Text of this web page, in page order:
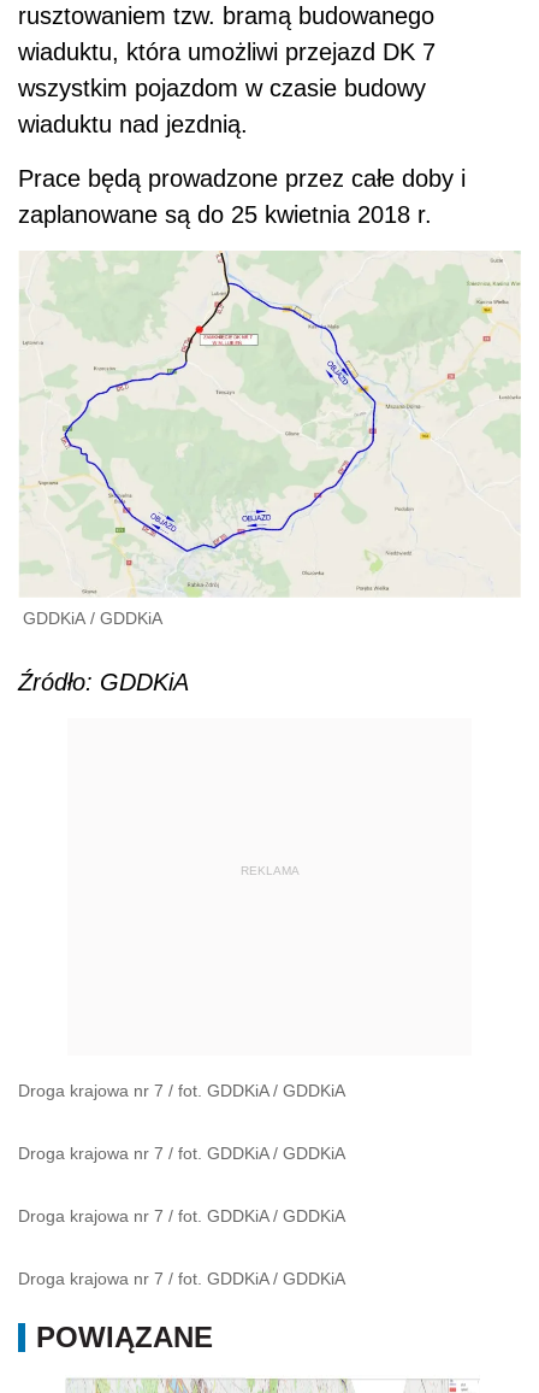
rusztowaniem tzw. bramą budowanego
wiaduktu, która umożliwi przejazd DK 7
wszystkim pojazdom w czasie budowy
wiaduktu nad jezdnią.
Prace będą prowadzone przez całe doby i
zaplanowane są do 25 kwietnia 2018 r.
GDDKiA / GDDKiA
Źródło: GDDKiA
REKLAMA
Droga krajowa nr 7 / fot. GDDKiA / GDDKiA
Droga krajowa nr 7 / fot. GDDKiA / GDDKiA
Droga krajowa nr 7 / fot. GDDKiA / GDDKiA
Droga krajowa nr 7 / fot. GDDKiA / GDDKiA
POWIĄZANE